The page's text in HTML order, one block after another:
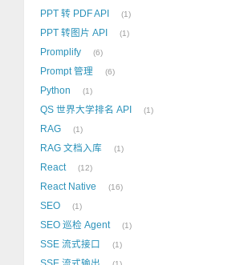
PPT 转 PDF API 1
PPT 转图片 API 1
Promplify 6
Prompt 管理 6
Python 1
QS 世界大学排名 API 1
RAG 1
RAG 文档入库 1
React 12
React Native 16
SEO 1
SEO 巡检 Agent 1
SSE 流式接口 1